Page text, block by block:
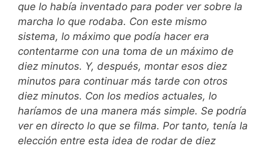
que lo había inventado para poder ver sobre la
marcha lo que rodaba. Con este mismo
sistema, lo máximo que podía hacer era
contentarme con una toma de un máximo de
diez minutos. Y, después, montar esos diez
minutos para continuar más tarde con otros
diez minutos. Con los medios actuales, lo
haríamos de una manera más simple. Se podría
ver en directo lo que se filma. Por tanto, tenía la
elección entre esta idea de rodar de diez